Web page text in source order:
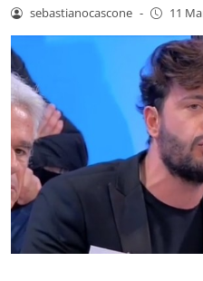
sebastianocascone - 11